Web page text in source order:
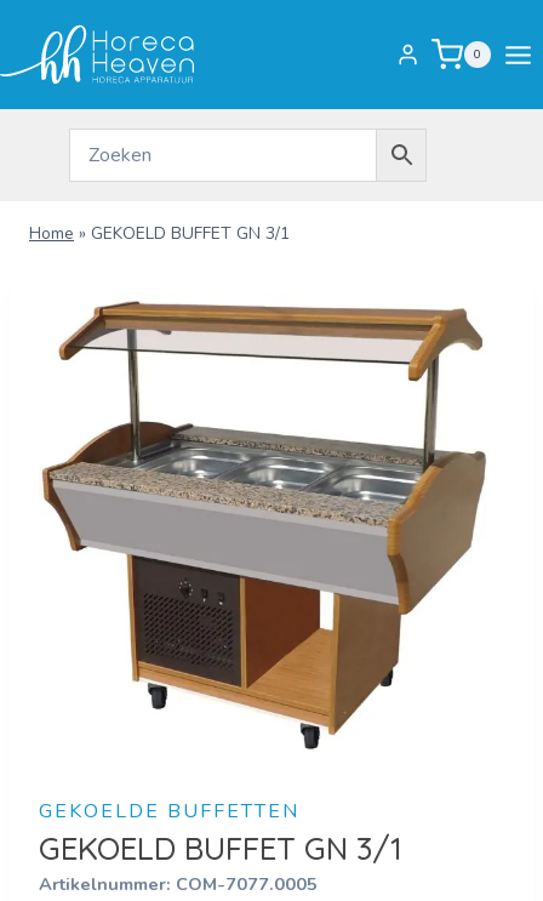
inhoud
0
Home » GEKOELD BUFFET GN 3/1
GEKOELDE BUFFETTEN
GEKOELD BUFFET GN 3/1
Artikelnummer: COM-7077.0005